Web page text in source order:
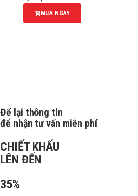
MUA NGAY
Để lại thông tin
để nhận tư vấn miễn phí
CHIẾT KHẤU
LÊN ĐẾN
35%